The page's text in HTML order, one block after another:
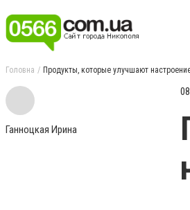
Головна Продукты, которые улучшают
Ганноцкая Ирина